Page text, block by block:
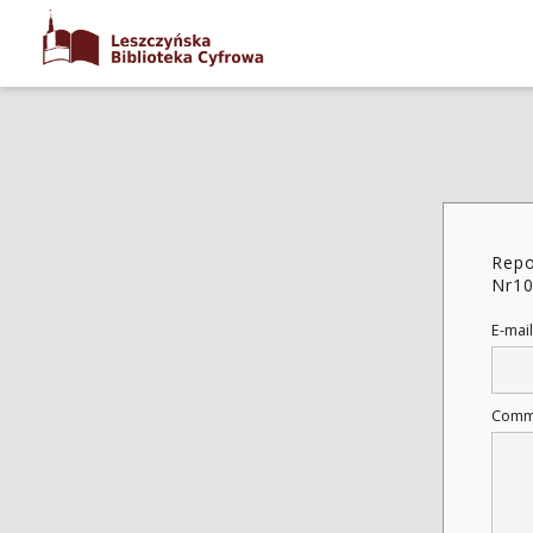
E-mail